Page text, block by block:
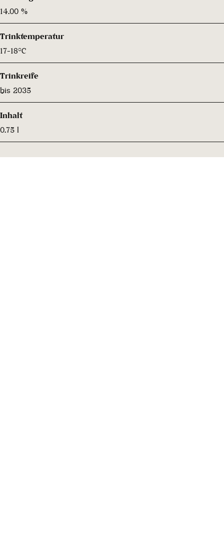
14.00 %
Trinktemperatur
17-18°C
Trinkreife
bis 2035
Inhalt
0.75 l